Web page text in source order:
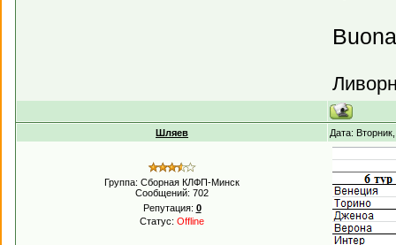
Шляев Дата:
Группа: Сборная КЛФП-Минск
Сообщений: 702
Репутация: 0
Статус: Offline